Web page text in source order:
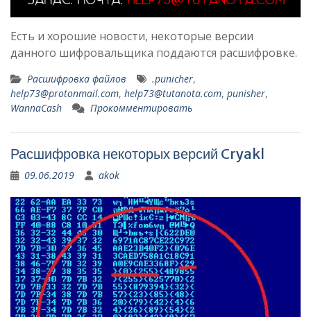
Есть и хорошие новости, некоторые версии
данного шифровальщика поддаются расшифровке.
Расшифровка файлов .punicher,
help73@protonmail.com, help73@tutanota.com, punisher,
WannaCash
Прокомментировать
Расшифровка некоторых версий Cryakl
09.06.2019 akok